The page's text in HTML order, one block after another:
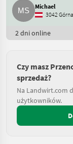
Michael
3042
2 dni online
Czy masz
sprzedaż?
Na Landwirt.com
użytkowników.